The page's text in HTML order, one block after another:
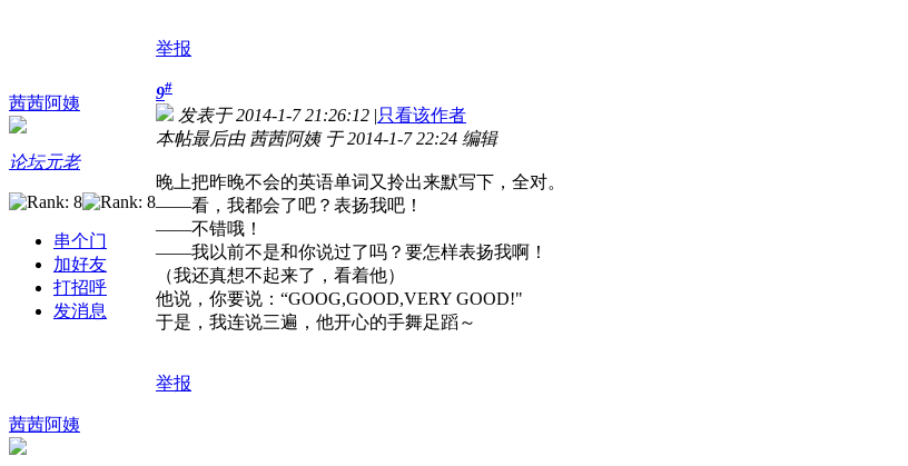
举报
茜茜阿姨
论坛元老
串个门
加好友
打招呼
发消息
9#
发表于 2014-1-7 21:26:12 |只看该作者
本帖最后由 茜茜阿姨 于 2014-1-7 22:24 编辑
晚上把昨晚不会的英语单词又拎出来默写下，全对。
——看，我都会了吧？表扬我吧！
——不错哦！
——我以前不是和你说过了吗？要怎样表扬我啊！
（我还真想不起来了，看着他）
他说，你要说：“GOOG,GOOD,VERY GOOD!"
于是，我连说三遍，他开心的手舞足蹈～
举报
茜茜阿姨